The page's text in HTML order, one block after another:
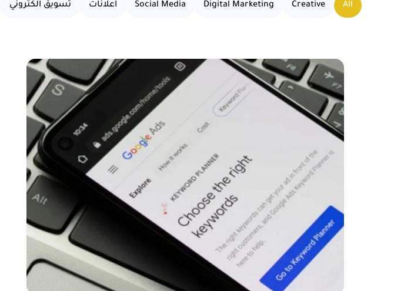
Creative
Digital Marketing
Social Media اعلانات تسويق الكتروني All